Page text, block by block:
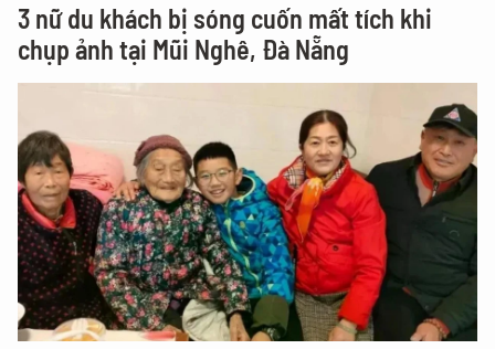
3 nữ du khách bị sóng cuốn mất tích khi
chụp ảnh tại Mũi Nghê, Đà Nẵng